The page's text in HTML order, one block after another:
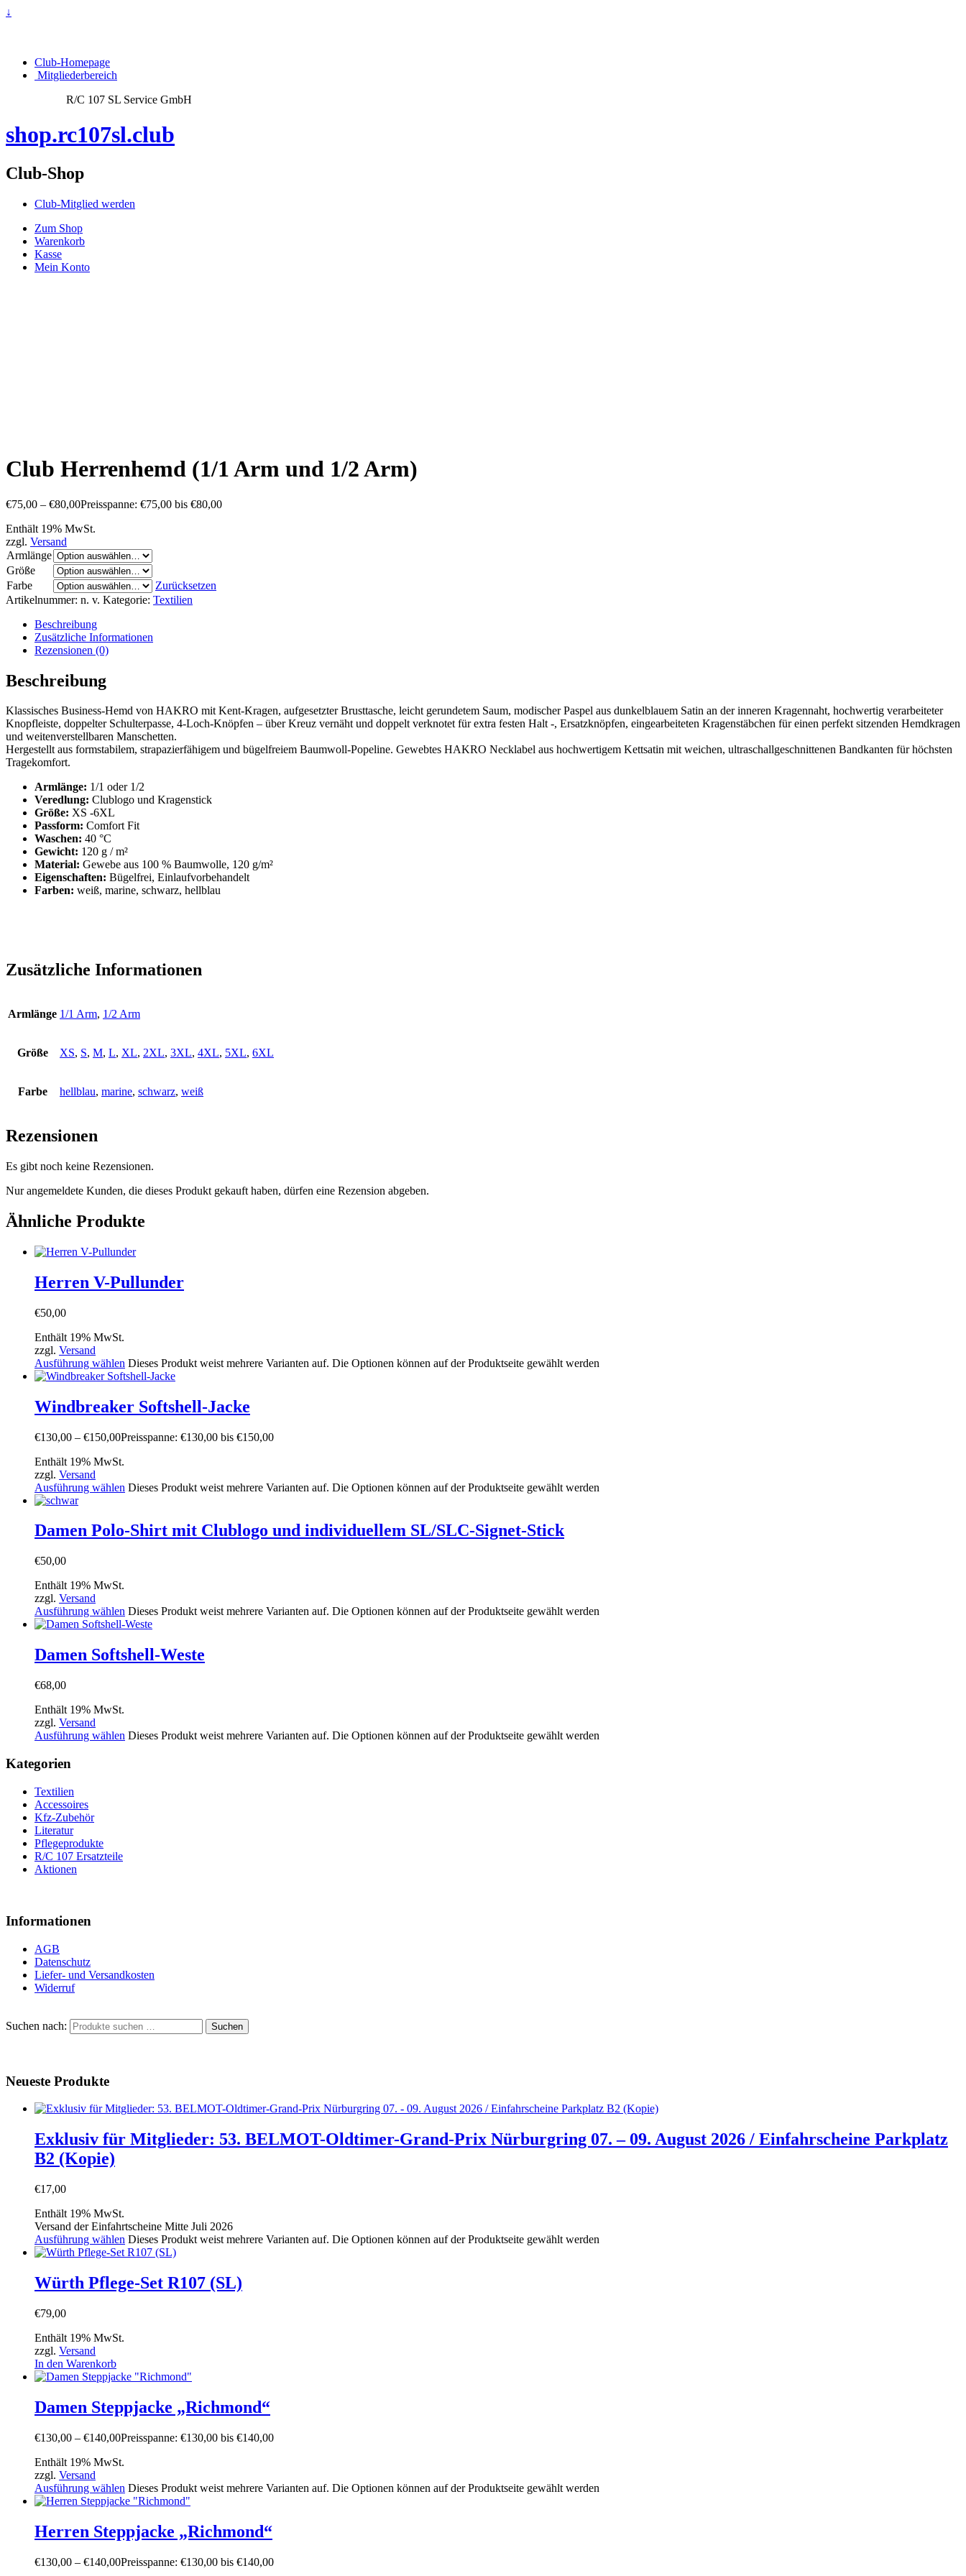
↓
Club-Homepage
Mitgliederbereich
R/C 107 SL Service GmbH
shop.rc107sl.club
Club-Shop
Club-Mitglied werden
Zum Shop
Warenkorb
Kasse
Mein Konto
Club Herrenhemd (1/1 Arm und 1/2 Arm)
€75,00 – €80,00Preisspanne: €75,00 bis €80,00
Enthält 19% MwSt.
zzgl. Versand
Armlänge
Größe
Farbe
Zurücksetzen
Artikelnummer: n. v. Kategorie: Textilien
Beschreibung
Zusätzliche Informationen
Rezensionen (0)
Beschreibung
Klassisches Business-Hemd von HAKRO mit Kent-Kragen, aufgesetzter Brusttasche, leicht gerundetem Saum, modischer Paspel aus dunkelblauem Satin an der inneren Kragennaht, hochwertig verarbeiteter
Knopfleiste, doppelter Schulterpasse, 4-Loch-Knöpfen – über Kreuz vernäht und doppelt verknotet für extra festen Halt -, Ersatzknöpfen, eingearbeiteten Kragenstäbchen für einen perfekt sitzenden Hemdkragen
und weitenverstellbaren Manschetten.
Hergestellt aus formstabilem, strapazierfähigem und bügelfreiem Baumwoll-Popeline. Gewebtes HAKRO Necklabel aus hochwertigem Kettsatin mit weichen, ultraschallgeschnittenen Bandkanten für höchsten
Tragekomfort.
Armlänge: 1/1 oder 1/2
Veredlung: Clublogo und Kragenstick
Größe: XS -6XL
Passform: Comfort Fit
Waschen: 40 °C
Gewicht: 120 g / m²
Material: Gewebe aus 100 % Baumwolle, 120 g/m²
Eigenschaften: Bügelfrei, Einlaufvorbehandelt
Farben: weiß, marine, schwarz, hellblau
Zusätzliche Informationen
Armlänge 1/1 Arm, 1/2 Arm
Größe XS, S, M, L, XL, 2XL, 3XL, 4XL, 5XL, 6XL
Farbe hellblau, marine, schwarz, weiß
Rezensionen
Es gibt noch keine Rezensionen.
Nur angemeldete Kunden, die dieses Produkt gekauft haben, dürfen eine Rezension abgeben.
Ähnliche Produkte
Herren V-Pullunder
€50,00
Enthält 19% MwSt.
zzgl. Versand
Ausführung wählen Dieses Produkt weist mehrere Varianten auf. Die Optionen können auf der Produktseite gewählt werden
Windbreaker Softshell-Jacke
€130,00 – €150,00Preisspanne: €130,00 bis €150,00
Enthält 19% MwSt.
zzgl. Versand
Ausführung wählen Dieses Produkt weist mehrere Varianten auf. Die Optionen können auf der Produktseite gewählt werden
Damen Polo-Shirt mit Clublogo und individuellem SL/SLC-Signet-Stick
€50,00
Enthält 19% MwSt.
zzgl. Versand
Ausführung wählen Dieses Produkt weist mehrere Varianten auf. Die Optionen können auf der Produktseite gewählt werden
Damen Softshell-Weste
€68,00
Enthält 19% MwSt.
zzgl. Versand
Ausführung wählen Dieses Produkt weist mehrere Varianten auf. Die Optionen können auf der Produktseite gewählt werden
Kategorien
Textilien
Accessoires
Kfz-Zubehör
Literatur
Pflegeprodukte
R/C 107 Ersatzteile
Aktionen
Informationen
AGB
Datenschutz
Liefer- und Versandkosten
Widerruf
Suchen nach: Suchen
Neueste Produkte
Exklusiv für Mitglieder: 53. BELMOT-Oldtimer-Grand-Prix Nürburgring 07. – 09. August 2026 / Einfahrscheine Parkplatz
B2 (Kopie)
€17,00
Enthält 19% MwSt.
Versand der Einfahrtscheine Mitte Juli 2026
Ausführung wählen Dieses Produkt weist mehrere Varianten auf. Die Optionen können auf der Produktseite gewählt werden
Würth Pflege-Set R107 (SL)
€79,00
Enthält 19% MwSt.
zzgl. Versand
In den Warenkorb
Damen Steppjacke „Richmond“
€130,00 – €140,00Preisspanne: €130,00 bis €140,00
Enthält 19% MwSt.
zzgl. Versand
Ausführung wählen Dieses Produkt weist mehrere Varianten auf. Die Optionen können auf der Produktseite gewählt werden
Herren Steppjacke „Richmond“
€130,00 – €140,00Preisspanne: €130,00 bis €140,00